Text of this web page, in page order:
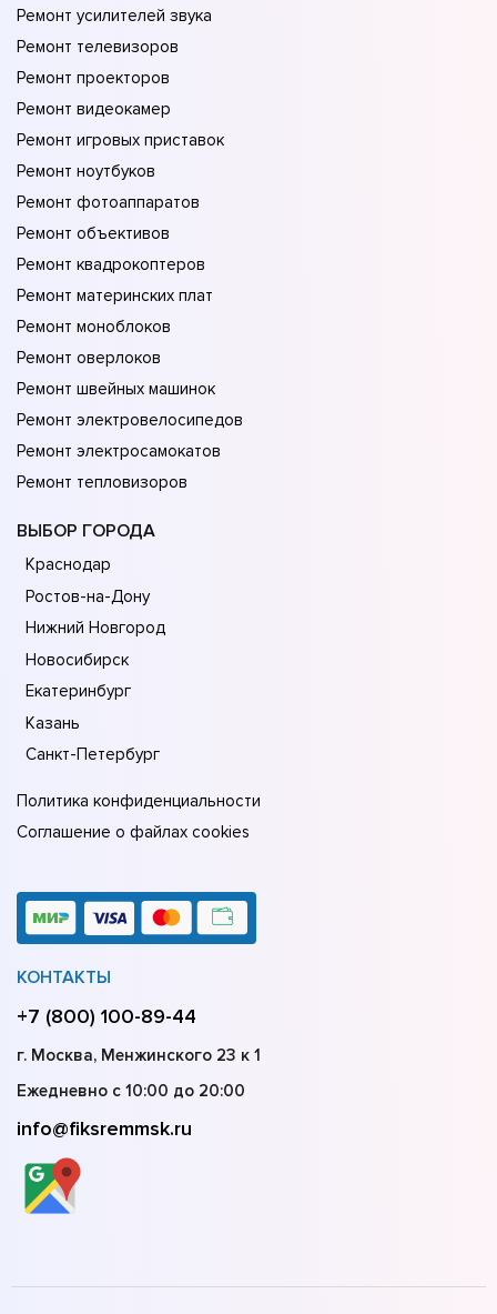
Ремонт усилителей звука
Ремонт телевизоров
Ремонт проекторов
Ремонт видеокамер
Ремонт игровых приставок
Ремонт ноутбуков
Ремонт фотоаппаратов
Ремонт объективов
Ремонт квадрокоптеров
Ремонт материнских плат
Ремонт моноблоков
Ремонт оверлоков
Ремонт швейных машинок
Ремонт электровелосипедов
Ремонт электросамокатов
Ремонт тепловизоров
ВЫБОР ГОРОДА
Краснодар
Ростов-на-Дону
Нижний Новгород
Новосибирск
Екатеринбург
Казань
Санкт-Петербург
Политика конфиденциальности
Соглашение о файлах cookies
КОНТАКТЫ
+7 (800) 100-89-44
г. Москва, Менжинского 23 к 1
Ежедневно с 10:00 до 20:00
info@fiksremmsk.ru